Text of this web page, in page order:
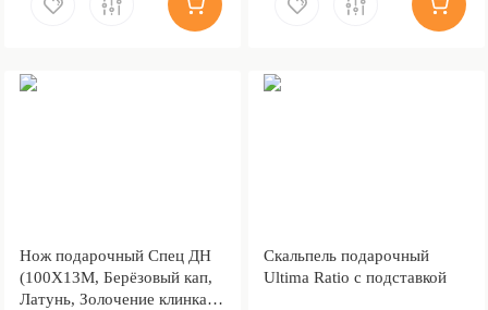
Нож подарочный Спец ДН
(100Х13М, Берёзовый кап,
Латунь, Золочение клинка
Скальпель подарочный
Ultima Ratio с подставкой